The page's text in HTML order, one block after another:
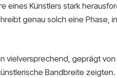
eines Künstlers stark
genau solch eine Phase,
vielversprechend, geprägt
Bandbreite